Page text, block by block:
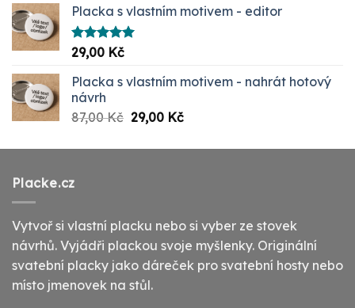
Placka s vlastním motivem - editor
Hodnocení
5.00
29,00 Kč
Placka s vlastním motivem - nahrát hotový
návrh
87,00Kč Původní
byla:
29,00 KčAktuální
je:
Placke.cz
Vytvoř si vlastní placku nebo si vyber ze stovek
návrhů. Vyjádři plackou svoje myšlenky. Originální
svatební placky jako dáreček pro svatební hosty nebo
místo jmenovek na stůl.